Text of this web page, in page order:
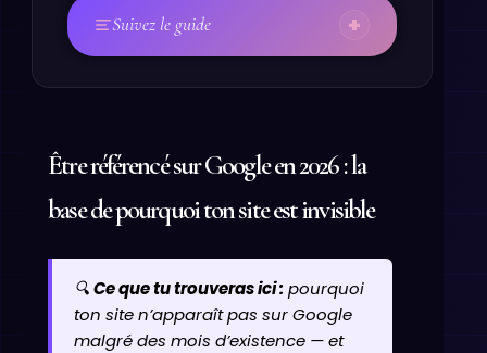
Suivez le guide +
Être référencé sur Google en 2026 : la
base de pourquoi ton site est invisible
🔍Ce que tu trouveras ici : pourquoi
ton site n’apparaît pas sur Google
malgré des mois d’existence — et